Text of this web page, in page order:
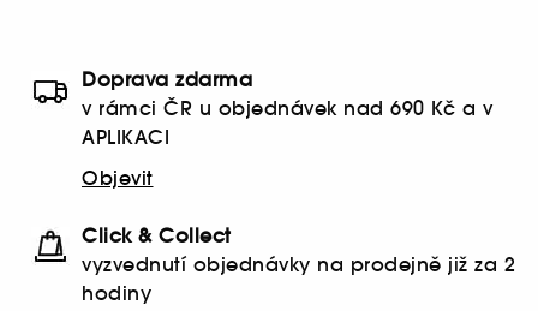
Doprava zdarma
v rámci ČR u objednávek nad 690 Kč a v
APLIKACI
Objevit
Click & Collect
vyzvednutí objednávky na prodejně již za 2
hodiny